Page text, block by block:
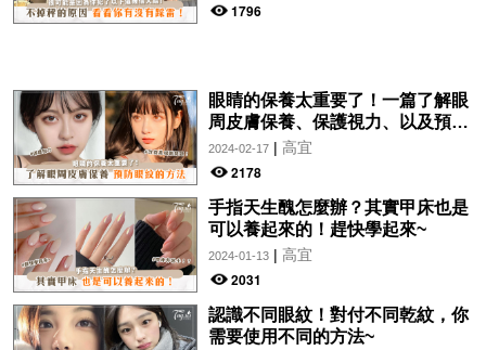
1796
眼睛的保養太重要了！一篇了解眼
周皮膚保養、保護視力、以及預防
眼紋的方法~
2024-02-17| 高宜
2178
手指天生醜怎麼辦？其實甲床也是
可以養起來的！趕快學起來~
2024-01-13| 高宜
2031
認識不同眼紋！對付不同乾紋，你
需要使用不同的方法~